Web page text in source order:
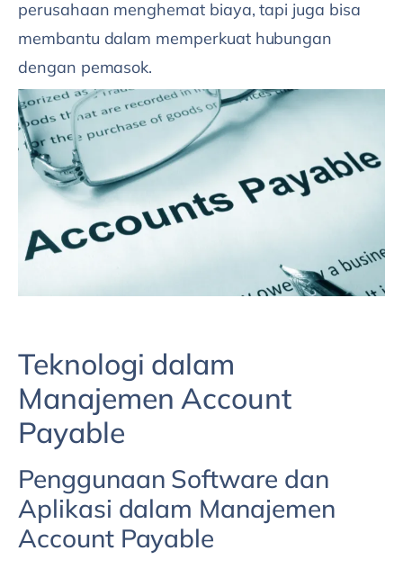
perusahaan menghemat biaya, tapi juga bisa
membantu dalam memperkuat hubungan
dengan pemasok.
Teknologi dalam
Manajemen Account
Payable
Penggunaan Software dan
Aplikasi dalam Manajemen
Account Payable